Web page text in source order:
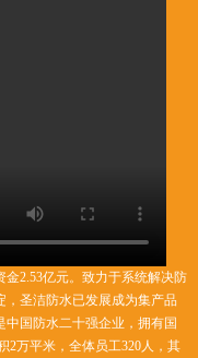
2.53亿元。致力于系统解决防
，圣洁防水已发展成为集产品
国防水二十强企业，拥有国
2万平米，全体员工320人，其